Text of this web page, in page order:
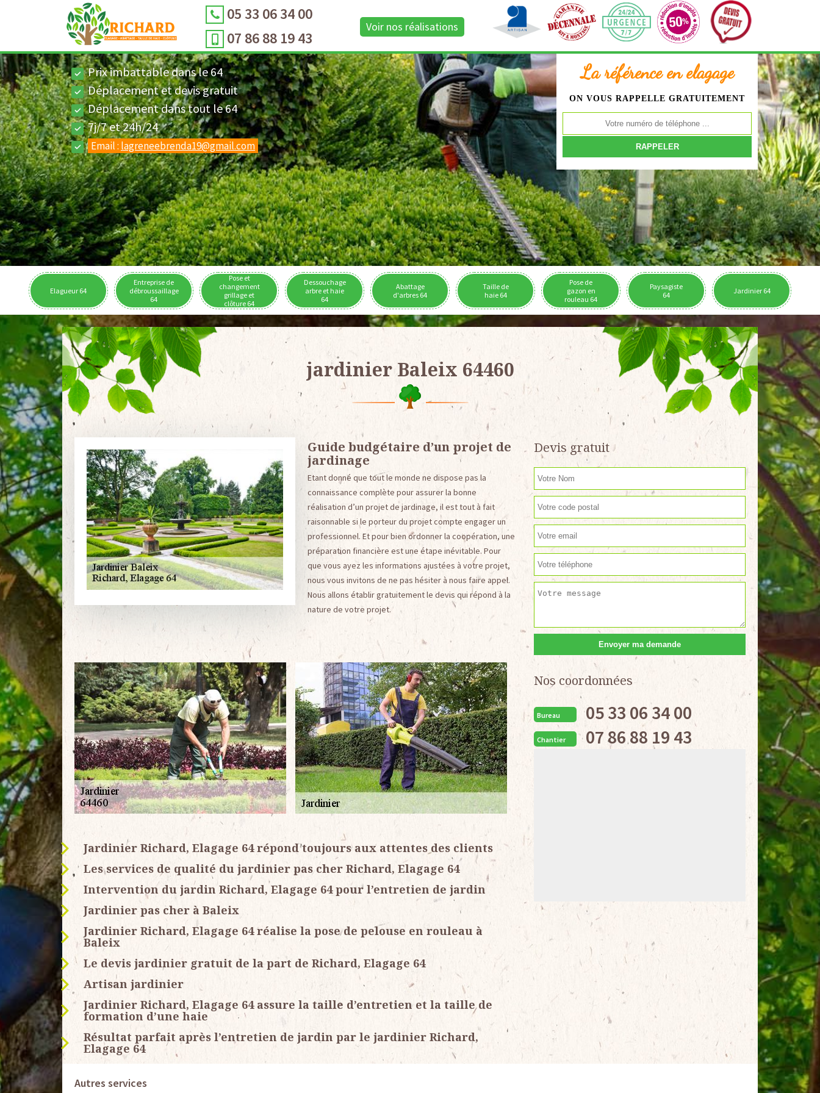
05 33 06 34 00
07 86 88 19 43
Voir nos réalisations
La référence en elagage
ON VOUS RAPPELLE GRATUITEMENT
Prix imbattable dans le 64
Déplacement et devis gratuit
Déplacement dans tout le 64
7j/7 et 24h/24
Email : lagreneebrenda19@gmail.com
Elagueur 64
Entreprise de
débroussaillage
64
Pose et
changement
grillage et
clôture 64
Dessouchage
arbre et haie
64
Abattage
d'arbres 64
Taille de
haie 64
Pose de
gazon en
rouleau 64
Paysagiste
64
Jardinier 64
jardinier Baleix 64460
Guide budgétaire d’un projet de
jardinage
Etant donné que tout le monde ne dispose pas la
connaissance complète pour assurer la bonne
réalisation d’un projet de jardinage, il est tout à fait
raisonnable si le porteur du projet compte engager un
professionnel. Et pour bien ordonner la coopération, une
préparation financière est une étape inévitable. Pour
que vous ayez les informations ajustées à votre projet,
nous vous invitons de ne pas hésiter à nous faire appel.
Nous allons établir gratuitement le devis qui répond à la
nature de votre projet.
Jardinier Richard, Elagage 64 répond toujours aux attentes des clients
Les services de qualité du jardinier pas cher Richard, Elagage 64
Intervention du jardin Richard, Elagage 64 pour l’entretien de jardin
Jardinier pas cher à Baleix
Jardinier Richard, Elagage 64 réalise la pose de pelouse en rouleau à
Baleix
Le devis jardinier gratuit de la part de Richard, Elagage 64
Artisan jardinier
Jardinier Richard, Elagage 64 assure la taille d’entretien et la taille de
formation d’une haie
Résultat parfait après l’entretien de jardin par le jardinier Richard,
Elagage 64
Devis gratuit
Nos coordonnées
Bureau 05 33 06 34 00
Chantier 07 86 88 19 43
Autres services